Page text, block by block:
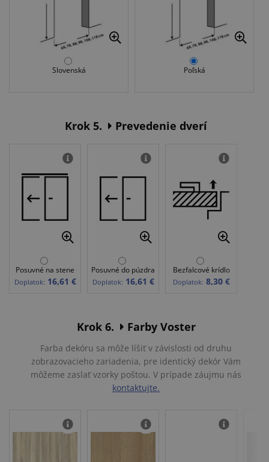
Slovenská Poľská
Krok 5. Prevedenie dverí
Posuvné na stene
Doplatok: 16,61 €
Posuvné do púzdra
Doplatok: 16,61 €
Bezfalcové krídlo
Doplatok: 8,30 €
Krok 6. Farby Voster
Farba dekóru sa môže líšiť v závislosti od druhu
zobrazovacieho zariadenia, pre identický dekór Vám
môžeme zaslať vzorky poštou. V prípade záujmu nás
kontaktujte.